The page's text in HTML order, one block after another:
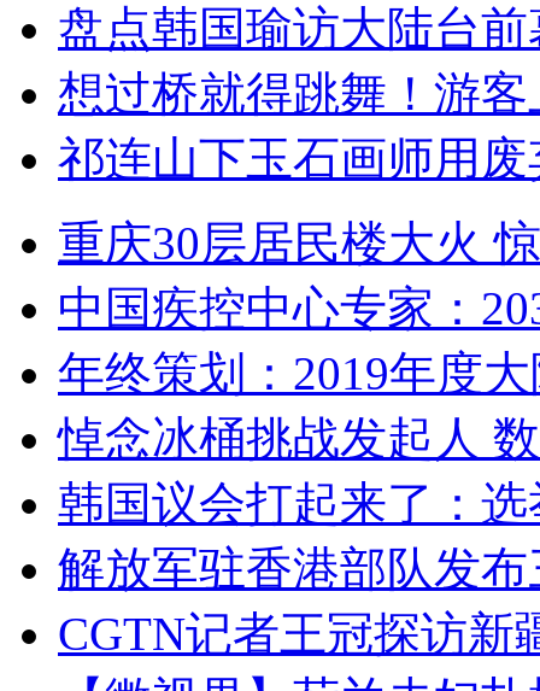
盘点韩国瑜访大陆台
想过桥就得跳舞！游客
祁连山下玉石画师用
重庆30层居民楼大火
中国疾控中心专家：
年终策划：2019年度
悼念冰桶挑战发起人
韩国议会打起来了：
解放军驻香港部队发
CGTN记者王冠探访新